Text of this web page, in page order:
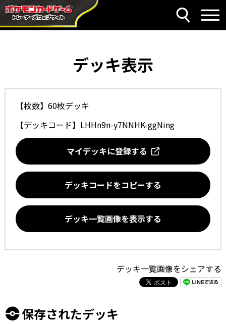
デッキ表示
【枚数】60枚デッキ
【デッキコード】 LHHn9n-y7NNHK-ggNing
マイデッキに登録する
デッキコードをコピーする
デッキ一覧画像を表示する
デッキ一覧画像をシェアする
保存されたデッキ